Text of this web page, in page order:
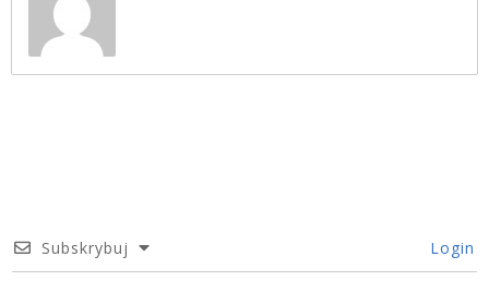
Subskrybuj Login